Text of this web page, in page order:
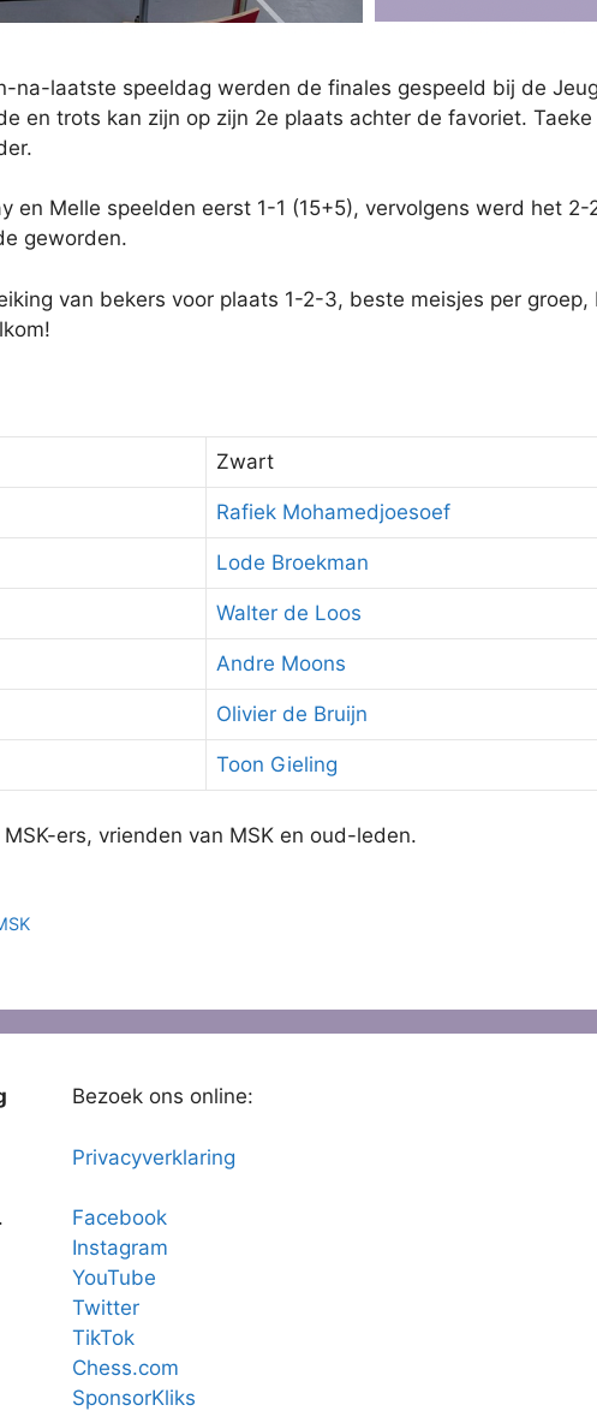
na-laatste speeldag werden de finales gespeeld bij de
en trots kan zijn op zijn 2e plaats achter de favoriet.
en Melle speelden eerst 1-1 (15+5), vervolgens werd het 2-
geworden.
van bekers voor plaats 1-2-3, beste meisjes per
Zwart
Rafiek Mohamedjoesoef
Lode Broekman
Walter de Loos
Andre Moons
Olivier de Bruijn
Toon Gieling
ers, vrienden van MSK en oud-leden.
Bezoek ons online:
Privacyverklaring
Facebook
Instagram
YouTube
Twitter
TikTok
Chess.com
SponsorKliks